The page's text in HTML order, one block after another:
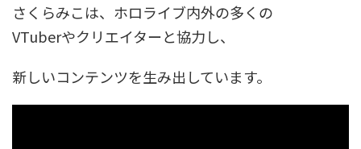
さくらみこは、ホロライブ内外の多くの
VTuberやクリエイターと協力し、
新しいコンテンツを生み出しています。